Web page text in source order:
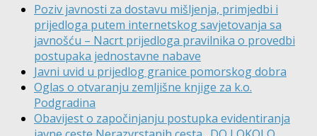
Poziv javnosti za dostavu mišljenja, primjedbi i
prijedloga putem internetskog savjetovanja sa
javnošću – Nacrt prijedloga pravilnika o provedbi
postupaka jednostavne nabave
Javni uvid u prijedlog granice pomorskog dobra
Oglas o otvaranju zemljišne knjige za k.o.
Podgradina
Obavijest o započinjanju postupka evidentiranja